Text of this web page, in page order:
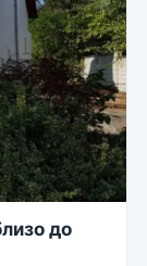
до